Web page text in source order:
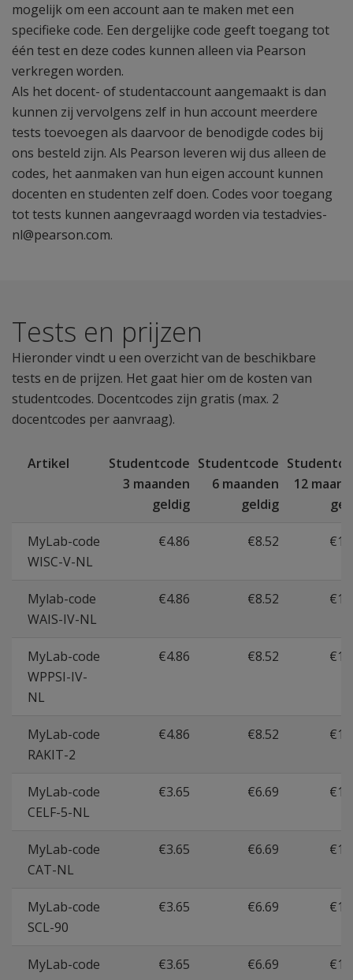
mogelijk om een account aan te maken met een
specifieke code. Een dergelijke code geeft toegang tot
één test en deze codes kunnen alleen via Pearson
verkregen worden.
Als het docent- of studentaccount aangemaakt is dan
kunnen zij vervolgens zelf in hun account meerdere
tests toevoegen als daarvoor de benodigde codes bij
ons besteld zijn. Als Pearson leveren wij dus alleen de
codes, het aanmaken van hun eigen account kunnen
docenten en studenten zelf doen. Codes voor toegang
tot tests kunnen aangevraagd worden via testadvies-
nl@pearson.com.
Tests en prijzen
Hieronder vindt u een overzicht van de beschikbare
tests en de prijzen. Het gaat hier om de kosten van
studentcodes. Docentcodes zijn gratis (max. 2
docentcodes per aanvraag).
Artikel
Studentcode
3 maanden
geldig
Studentcode
6 maanden
geldig
12
MyLab-code
WISC-V-NL
€4.86 €8.52
Mylab-code
WAIS-IV-NL
€4.86 €8.52
MyLab-code
WPPSI-IV-
NL
€4.86 €8.52
MyLab-code
RAKIT-2
€4.86 €8.52
MyLab-code
CELF-5-NL
€3.65 €6.69
MyLab-code
CAT-NL
€3.65 €6.69
MyLab-code
SCL-90
€3.65 €6.69
MyLab-code
€3.65 €6.69